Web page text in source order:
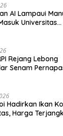
AI Lampaui
Universitas
Rejang Lebong
Senam
Hadirkan Ikan
Harga